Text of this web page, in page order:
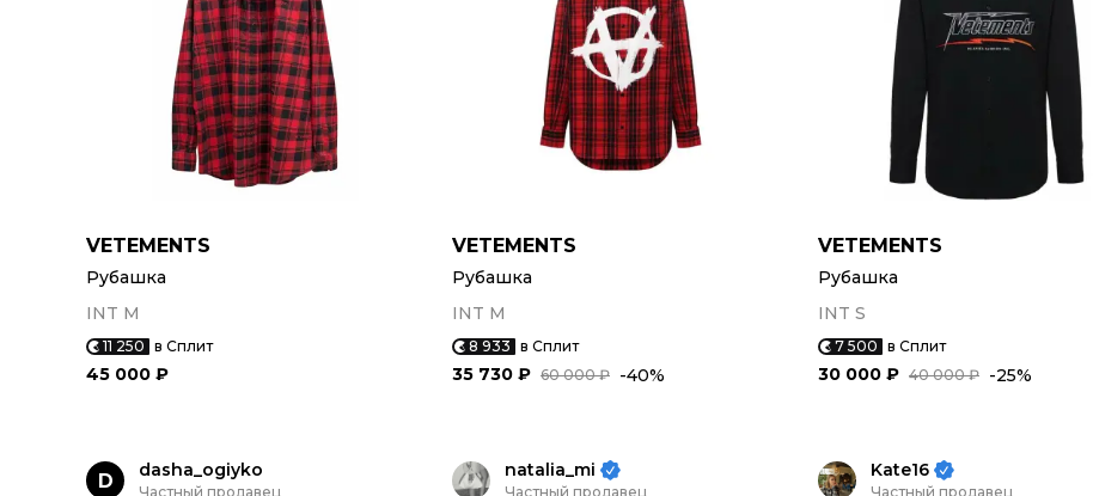
VETEMENTS
Рубашка
INT M
11 250 в Сплит
45 000 ₽
VETEMENTS
Рубашка
INT M
8 933 в Сплит
60 000 ₽
35 730 ₽ -40%
VETEMENTS
Рубашка
INT S
7 500 в Сплит
40 000 ₽
30 000 ₽ -25%
D dasha_ogiyko
Частный продавец
natalia_mi
Частный продавец
Kate16
Частный продавец